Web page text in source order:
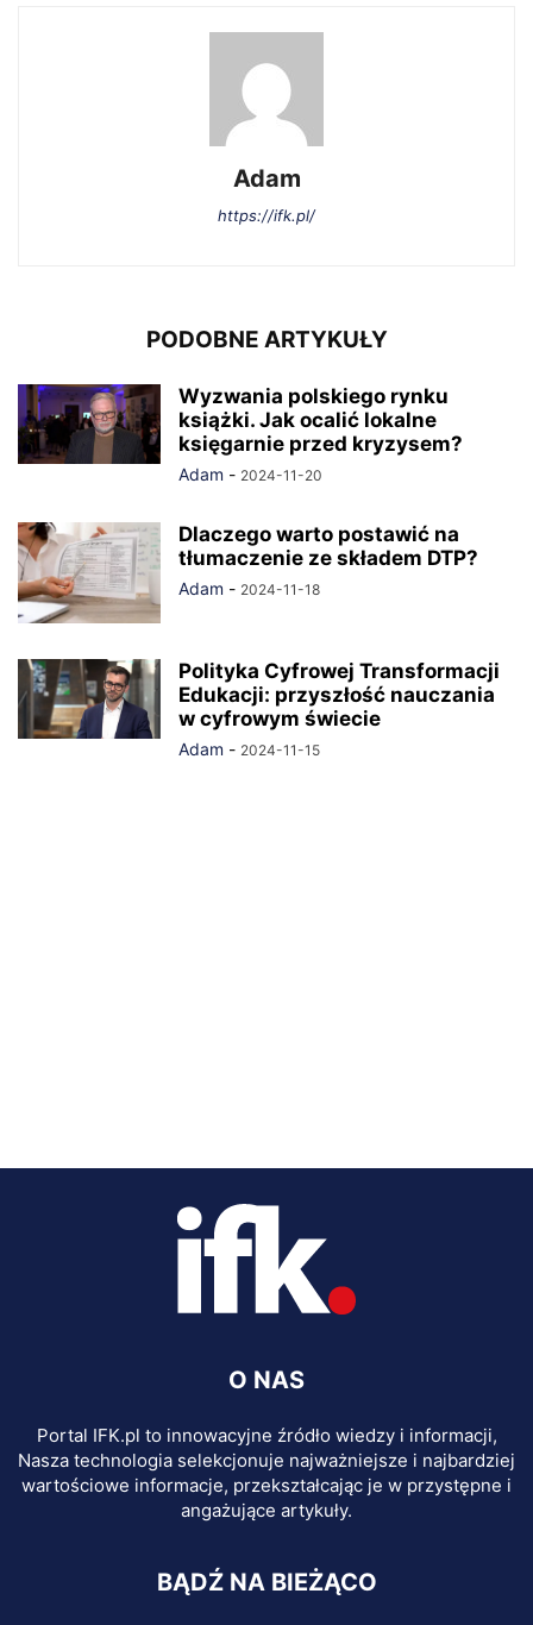
Adam
https://ifk.pl/
PODOBNE ARTYKUŁY
Wyzwania polskiego rynku
książki. Jak ocalić lokalne
księgarnie przed kryzysem?
Adam - 2024-11-20
Dlaczego warto postawić na
tłumaczenie ze składem DTP?
Adam - 2024-11-18
Polityka Cyfrowej Transformacji
Edukacji: przyszłość nauczania
w cyfrowym świecie
Adam - 2024-11-15
O NAS
Portal IFK.pl to innowacyjne źródło wiedzy i informacji,
Nasza technologia selekcjonuje najważniejsze i najbardziej
wartościowe informacje, przekształcając je w przystępne i
angażujące artykuły.
BĄDŹ NA BIEŻĄCO